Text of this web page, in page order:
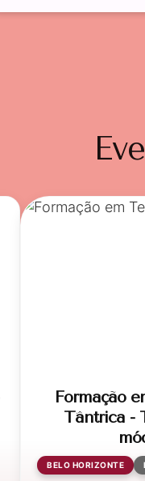
Formação
Tântrica -
BELO HORIZONTE